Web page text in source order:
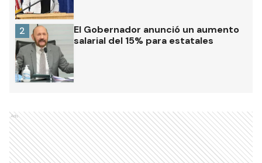
El Gobernador anunció un aumento
salarial del 15% para estatales
2
Ads